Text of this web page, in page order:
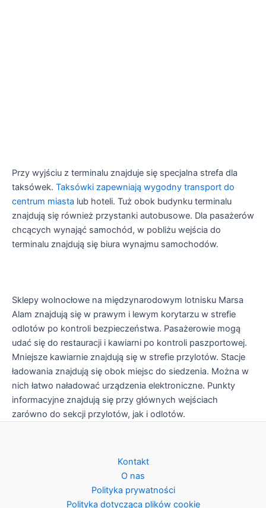
Przy wyjściu z terminalu znajduje się specjalna strefa dla
taksówek. Taksówki zapewniają wygodny transport do
centrum miasta lub hoteli. Tuż obok budynku terminalu
znajdują się również przystanki autobusowe. Dla pasażerów
chcących wynająć samochód, w pobliżu wejścia do
terminalu znajdują się biura wynajmu samochodów.
Sklepy wolnocłowe na międzynarodowym lotnisku Marsa
Alam znajdują się w prawym i lewym korytarzu w strefie
odlotów po kontroli bezpieczeństwa. Pasażerowie mogą
udać się do restauracji i kawiarni po kontroli paszportowej.
Mniejsze kawiarnie znajdują się w strefie przylotów. Stacje
ładowania znajdują się obok miejsc do siedzenia. Można w
nich łatwo naładować urządzenia elektroniczne. Punkty
informacyjne znajdują się przy głównych wejściach
zarówno do sekcji przylotów, jak i odlotów.
Kontakt
O nas
Polityka prywatności
Polityka dotycząca plików cookie